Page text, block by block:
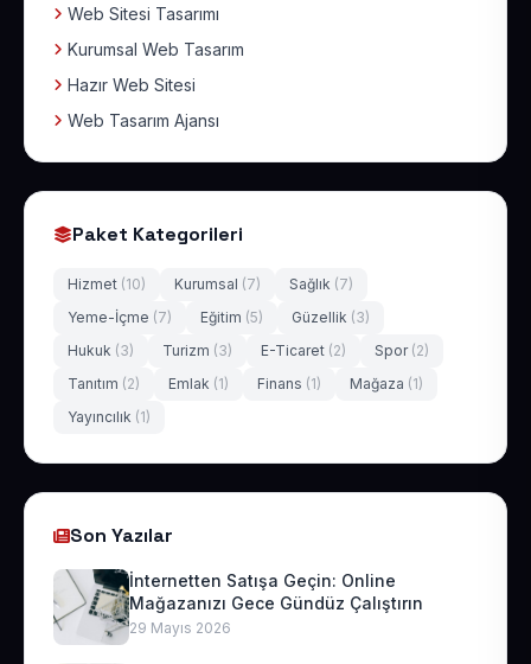
Web Sitesi Tasarımı
Kurumsal Web Tasarım
Hazır Web Sitesi
Web Tasarım Ajansı
Paket Kategorileri
Hizmet (10) Kurumsal (7) Sağlık (7)
Yeme-İçme (7) Eğitim (5) Güzellik (3)
Hukuk (3) Turizm (3) E-Ticaret (2) Spor (2)
Tanıtım (2) Emlak (1) Finans (1) Mağaza (1)
Yayıncılık (1)
Son Yazılar
İnternetten Satışa Geçin: Online
Mağazanızı Gece Gündüz Çalıştırın
29 Mayıs 2026